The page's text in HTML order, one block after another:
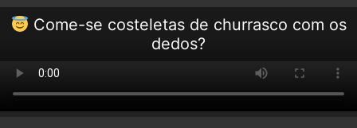
Come-se costeletas de churrasco com os
dedos?